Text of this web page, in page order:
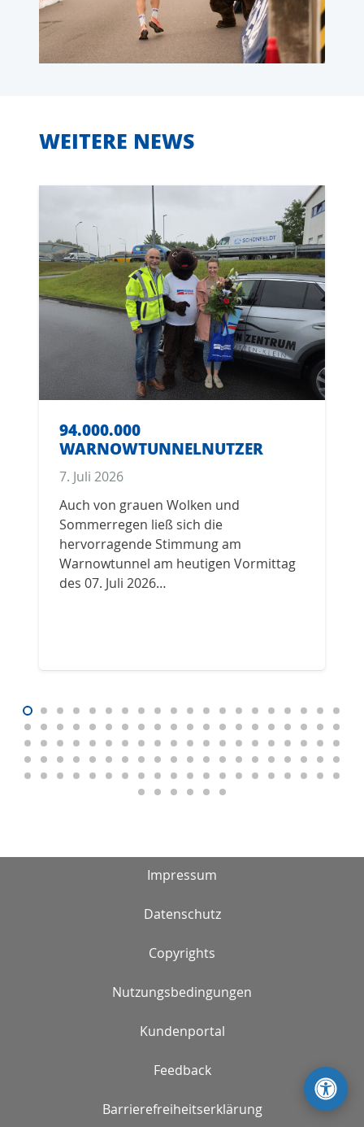
WEITERE NEWS
94.000.000
WARNOWTUNNELNUTZER
7. Juli 2026
Auch von grauen Wolken und
Sommerregen ließ sich die
hervorragende Stimmung am
Warnowtunnel am heutigen Vormittag
des 07. Juli 2026…
Impressum
Datenschutz
Copyrights
Nutzungsbedingungen
Kundenportal
Feedback
Barrierefreiheitserklärung